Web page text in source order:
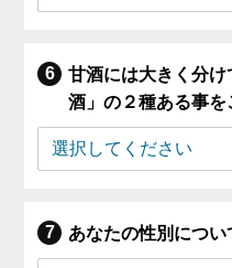
甘酒には大きく分
酒」の２種ある事を
あなたの性別につ